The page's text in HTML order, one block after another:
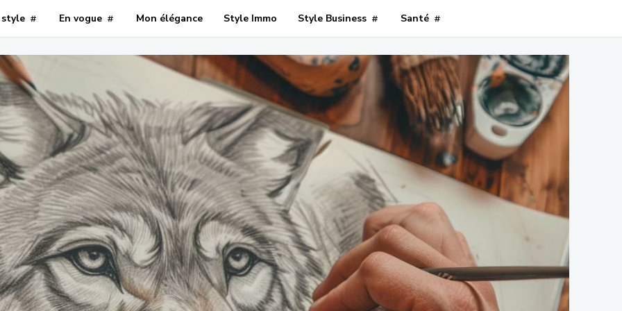
En vogue Mon élégance Style Immo Style Business Santé